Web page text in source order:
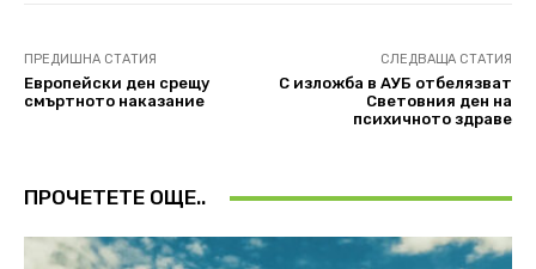
ПРЕДИШНА СТАТИЯ
Европейски ден срещу
смъртното наказание
СЛЕДВАЩА СТАТИЯ
С изложба в АУБ отбелязват
Световния ден на
психичното здраве
ПРОЧЕТЕТЕ ОЩЕ..